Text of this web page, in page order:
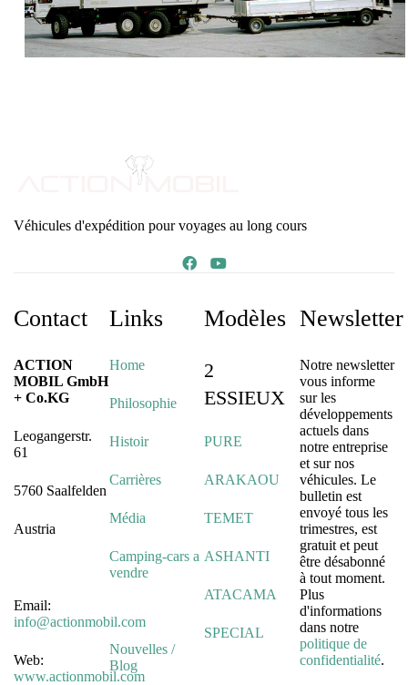
Véhicules d'expédition pour voyages au long cours
Contact
ACTION
MOBIL GmbH
+ Co.KG
Leogangerstr.
61
5760 Saalfelden
Austria
Email:
info@actionmobil.com
Web:
www.actionmobil.com
Links
Home
Philosophie
Histoir
Carrières
Média
Camping-cars a
vendre
Nouvelles /
Blog
Modèles
2
ESSIEUX
PURE
ARAKAOU
TEMET
ASHANTI
ATACAMA
SPECIAL
Newsletter
Notre newsletter
vous informe
sur les
développements
actuels dans
notre entreprise
et sur nos
véhicules. Le
bulletin est
envoyé tous les
trimestres, est
gratuit et peut
être désabonné
à tout moment.
Plus
d'informations
dans notre
politique de
confidentialité.